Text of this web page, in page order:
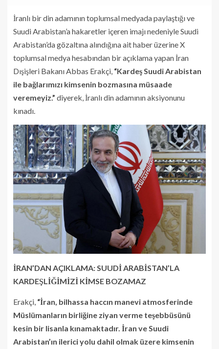
İranlı bir din adamının toplumsal medyada paylaştığı ve
Suudi Arabistan’a hakaretler içeren imajı nedeniyle Suudi
Arabistan’da gözaltına alındığına ait haber üzerine X
toplumsal medya hesabından bir açıklama yapan İran
Dışişleri Bakanı Abbas Erakçi, “Kardeş Suudi Arabistan
ile bağlarımızı kimsenin bozmasına müsaade
veremeyiz.” diyerek, İranlı din adamının aksiyonunu
kınadı.
İRAN’DAN AÇIKLAMA: SUUDİ ARABİSTAN’LA
KARDEŞLİĞİMİZİ KİMSE BOZAMAZ
Erakçi, “İran, bilhassa haccın manevi atmosferinde
Müslümanların birliğine ziyan verme teşebbüsünü
kesin bir lisanla kınamaktadır. İran ve Suudi
Arabistan’ın ilerici yolu dahil olmak üzere kimsenin